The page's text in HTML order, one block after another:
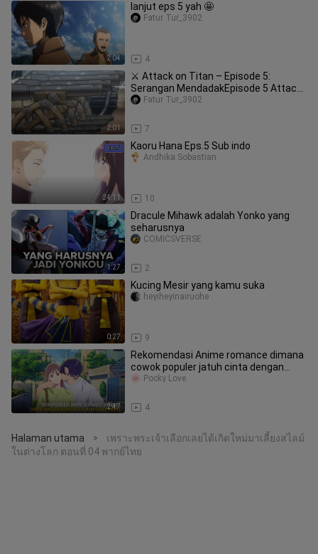
2:04
lanjut eps 5 yah 🤩
4
Fatur Tur_3902
2:01
⚔️ Attack on Titan – Episode 5:
Serangan MendadakEpisode 5 Attack
on Titan melanjutkan perjuangan Er
7
Fatur Tur_3902
24:11
Kaoru Hana Eps.5 Sub indo
10
Andhika Sobastian
1:27
Dracule Mihawk adalah Yonko yang
seharusnya
2
COMICSVERSE
0:27
Kucing Mesir yang kamu suka
9
heyiheyinairuohe
2:47
Rekomendasi Anime romance dimana
cowok populer jatuh cinta dengan
cewek biasa
4
Pocky Love
Halaman utama >
เพราะพระเจ้าเลือกเลยได้เกิดใหม่มาเลี้ยงสไลม์
ในต่างโลก ตอนที่ 04 พากย์ไทย